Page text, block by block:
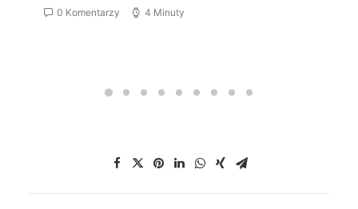
0 Komentarzy 4 Minuty